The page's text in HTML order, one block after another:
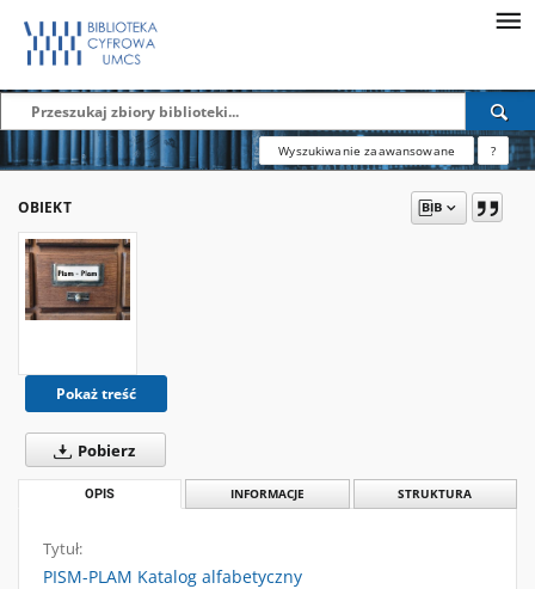
Wyszukiwanie zaawansowane ?
OBIEKT
Pokaż treść
Pobierz
OPIS INFORMACJE STRUKTURA
Tytuł:
PISM-PLAM Katalog alfabetyczny